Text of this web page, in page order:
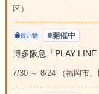
区）
買い物 開催中
博多阪急「PLAY
7/30 ～ 8/24 （福岡市、